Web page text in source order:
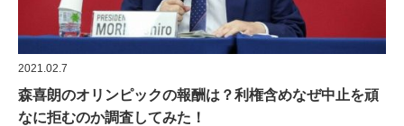
2021.02.7
森喜朗のオリンピックの報酬は？利権含めなぜ中止を頑
なに拒むのか調査してみた！